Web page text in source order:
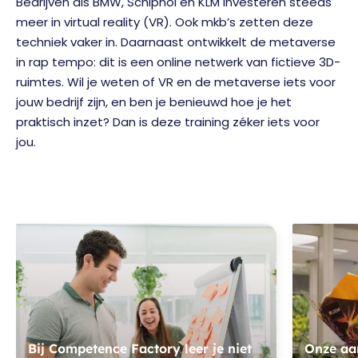
meer in virtual reality (VR). Ook mkb’s zetten deze
techniek vaker in. Daarnaast ontwikkelt de metaverse
in rap tempo: dit is een online netwerk van fictieve 3D-
ruimtes. Wil je weten of VR en de metaverse iets voor
jouw bedrijf zijn, en ben je benieuwd hoe je het
praktisch inzet? Dan is deze training zéker iets voor
jou.
Bij Competence Factory leer je niet Onze